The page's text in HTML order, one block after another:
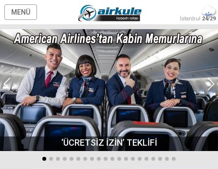
MENÜ
İstanbul 24/29
‘ÜCRETSİZ İZİN’ TEKLİFİ